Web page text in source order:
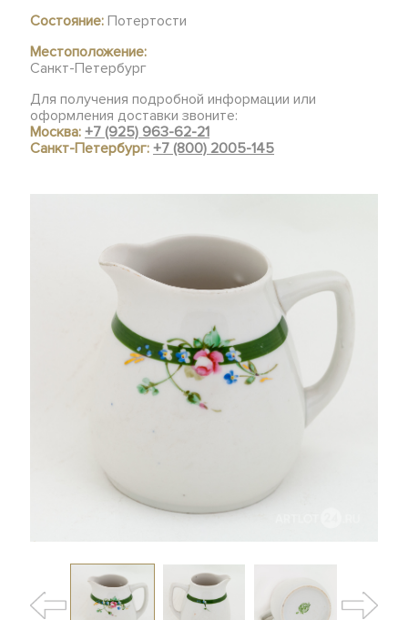
Состояние: Потертости
Местоположение:
Санкт-Петербург
Для получения подробной информации или
оформления доставки звоните:
Москва:+7 (925) 963-62-21
Санкт-Петербург:+7 (800) 2005-145